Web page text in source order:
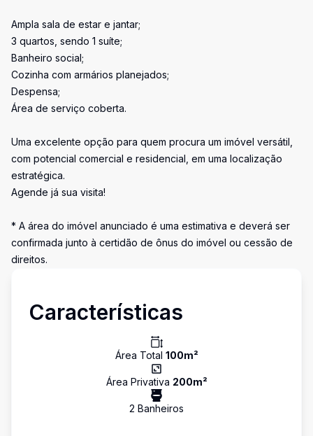
Ampla sala de estar e jantar;
3 quartos, sendo 1 suíte;
Banheiro social;
Cozinha com armários planejados;
Despensa;
Área de serviço coberta.
Uma excelente opção para quem procura um imóvel versátil,
com potencial comercial e residencial, em uma localização
estratégica.
Agende já sua visita!
* A área do imóvel anunciado é uma estimativa e deverá ser
confirmada junto à certidão de ônus do imóvel ou cessão de
direitos.
Características
Área Total 100m²
Área Privativa 200m²
2 Banheiros